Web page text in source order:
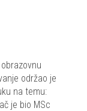
održao je
na temu:
je bio MSc